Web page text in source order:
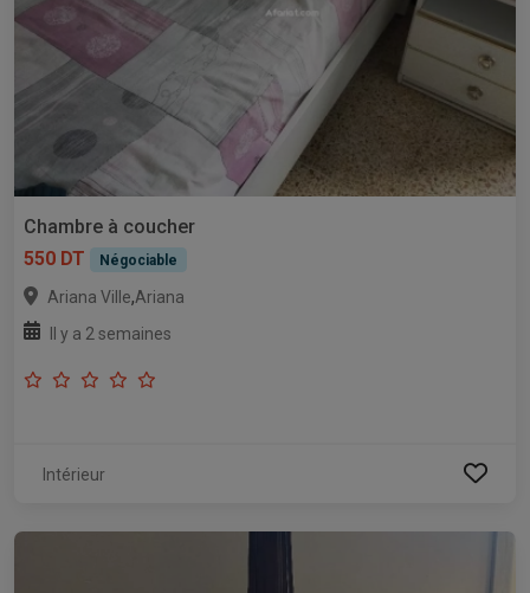
Chambre à coucher
550 DT
Négociable
Ariana Ville,Ariana
Il y a 2 semaines
Intérieur